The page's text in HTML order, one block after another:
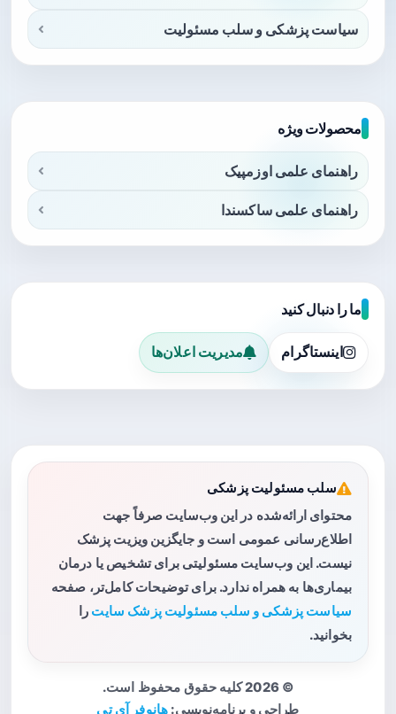
سیاست پزشکی و سلب مسئولیت
محصولات ویژه
راهنمای علمی اوزمپیک
راهنمای علمی ساکسندا
ما را دنبال کنید
اینستاگرام مدیریت اعلان‌ها
سلب مسئولیت پزشکی
محتوای ارائه‌شده در این وب‌سایت صرفاً جهت
اطلاع‌رسانی عمومی است و جایگزین ویزیت پزشک
نیست. این وب‌سایت مسئولیتی برای تشخیص یا درمان
بیماری‌ها به همراه ندارد. برای توضیحات کامل‌تر، صفحه
سیاست پزشکی و سلب مسئولیت پزشک سایت را
بخوانید.
© 2026 کلیه حقوق محفوظ است.
طراحی و برنامه‌نویسی: هانوفر آی تی